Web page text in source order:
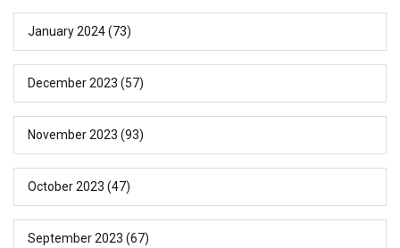
January 2024(73)
December 2023 (57)
November 2023 (93)
October 2023 (47)
September 2023 (67)